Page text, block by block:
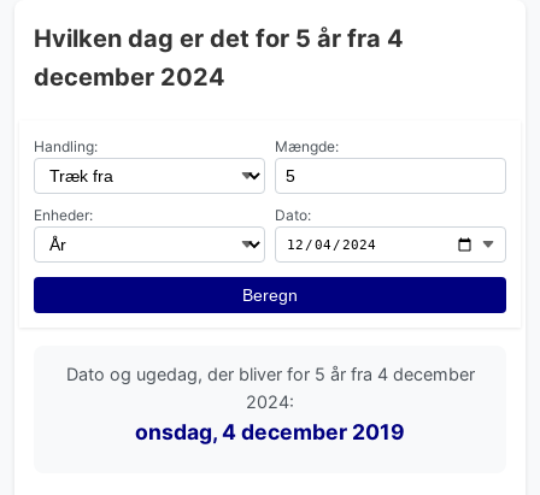
Hvilken dag er det for 5 år fra 4
december 2024
Handling: Mængde:
Enheder: Dato:
Beregn
Dato og ugedag, der bliver for 5 år fra 4 december
2024:
onsdag, 4 december 2019